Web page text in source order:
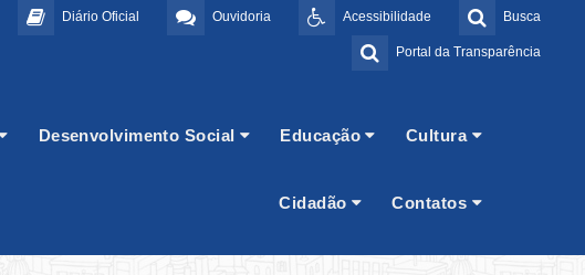
Busca
Acessibilidade
Ouvidoria
Diário Oficial
Portal da Transparência
Desenvolvimento Social Educação Cultura
Cidadão Contatos